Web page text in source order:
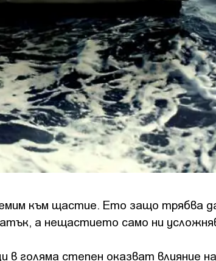
към щастие. Ето защо трябва
а нещастието само ни
в голяма степен оказват влияние